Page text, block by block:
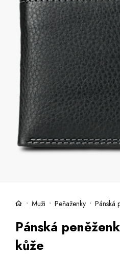
Kufre -21 % Predajne Služby
Darčekové poukazy
Extra
Bundy a kabáty -50 %
Česky
Muži Peňaženky Pánská
Pánská
kůže